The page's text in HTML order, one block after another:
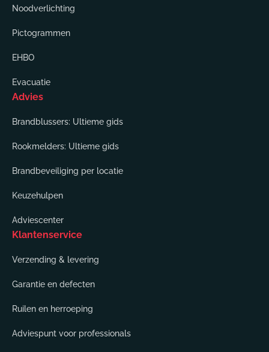
Noodverlichting
Pictogrammen
EHBO
Evacuatie
Advies
Brandblussers: Ultieme gids
Rookmelders: Ultieme gids
Brandbeveiliging per locatie
Keuzehulpen
Adviescenter
Klantenservice
Verzending & levering
Garantie en defecten
Ruilen en herroeping
Adviespunt voor professionals